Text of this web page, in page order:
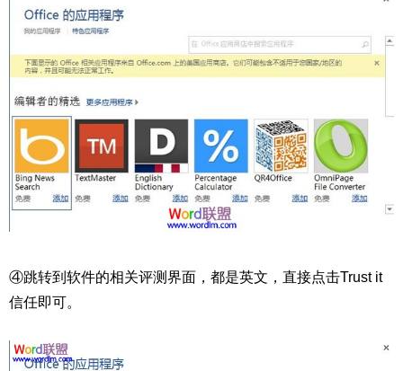
④跳转到软件的相关评测界面，都是英文，直接点击Trust it
信任即可。